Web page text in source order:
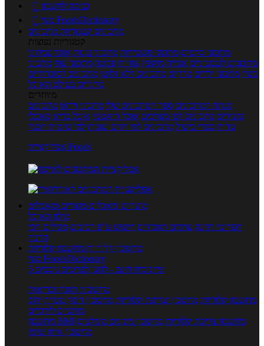
 כניסה לחשבון

מנוי FoodsDictionary
מתכונים קטגוריות מתכונים
קטגוריות נפוצות
מתכוני סלטים מתכוני פשטידות מתכוני עוגות אוכל צמחוני
מתכונים לטבעוניים אפייה מוקפץ עוגיות פסטה מתכוני עוף מתכוני
בשר מתכוני ילדים מרקים מתכונים ללא גלוטן מתכונים לסוכרתיים
טרנדים בעולם האוכל
מיוחדים
מנתח המתכונים ספר המתכונים שלי מתכוני וידאו מתכונים
עשירים מתכונים לפי מצרכים אוכל דיאטטי אוכל בריא מאכלי
עדות ספרי בישול מתכונים לפי חגים ועונות לפי שיטות הכנה
אפליקציית Foods
מוצרים ומאכלים מוצרים ומאכלים
מילון האוכל
תפריטי תזונה ערכים תזונתיים חיפוש ע"פ רכיבים מכילים הכי
הרבה
מחשבון קלוריות מחשבון קלוריות
מנוי FoodsDictionary
5 ימי ניסיון חינם - לחצו לפרטים נוספים
מחשבוני תזונה ובריאות
מחשבון קלוריות מחשבון שריפת קלוריות מחשבון דופק מטרה יחס
מותניים לירכיים
מחשבון BMI
מחשבון צריכת קלוריות מחשבון מינונים מומלצים
מחשבון אחוז שומן